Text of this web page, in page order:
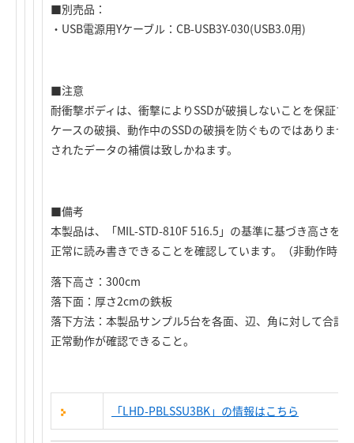
■別売品：
・USB電源用Yケーブル：CB-USB3Y-030(USB3.0用)
■注意
耐衝撃ボディは、衝撃によりSSDが破損しないことを保証
ケースの破損、動作中のSSDの破損を防ぐものではありませ
されたデータの補償は致しかねます。
■備考
本製品は、「MIL-STD-810F 516.5」の基準に基づき高さを
正常に読み書きできることを確認しています。（非動作時，
落下高さ：300cm
落下面：厚さ2cmの鉄板
落下方法：本製品サンプル5台を各面、辺、角に対して合計
正常動作が確認できること。
「LHD-PBLSSU3BK」の情報はこちら